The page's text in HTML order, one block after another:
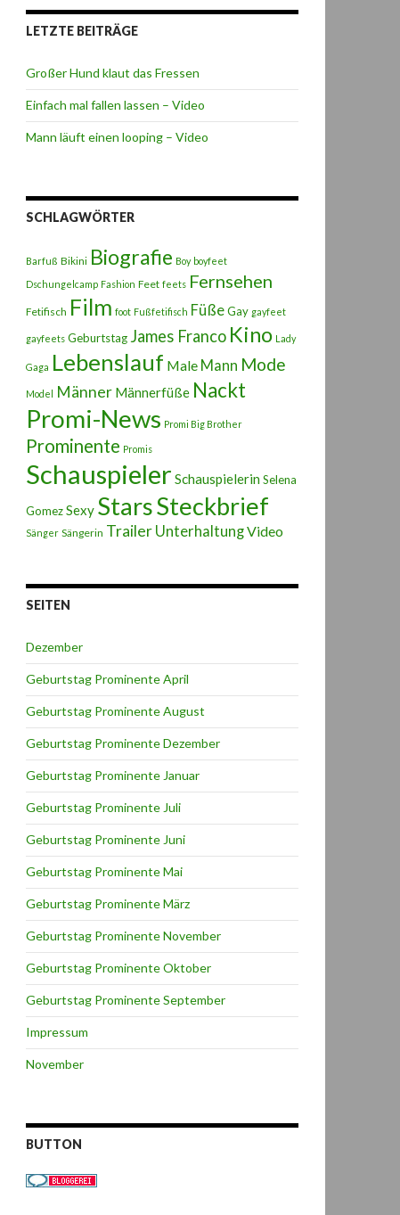
LETZTE BEITRÄGE
Großer Hund klaut das Fressen
Einfach mal fallen lassen – Video
Mann läuft einen looping – Video
SCHLAGWÖRTER
Barfuß Bikini Biografie Boy boyfeet
Dschungelcamp Fashion Feet feets Fernsehen
Fetifisch Film foot Fußfetifisch FüßeGay gayfeet
gayfeets Geburtstag James Franco Kino Lady
Gaga Lebenslauf Male Mann Mode
Model Männer Männerfüße Nackt
Promi-News Promi Big Brother
Prominente Promis
Schauspieler Schauspielerin Selena
GomezSexy StarsSteckbrief
Sänger Sängerin Trailer UnterhaltungVideo
SEITEN
Dezember
Geburtstag Prominente April
Geburtstag Prominente August
Geburtstag Prominente Dezember
Geburtstag Prominente Januar
Geburtstag Prominente Juli
Geburtstag Prominente Juni
Geburtstag Prominente Mai
Geburtstag Prominente März
Geburtstag Prominente November
Geburtstag Prominente Oktober
Geburtstag Prominente September
Impressum
November
BUTTON